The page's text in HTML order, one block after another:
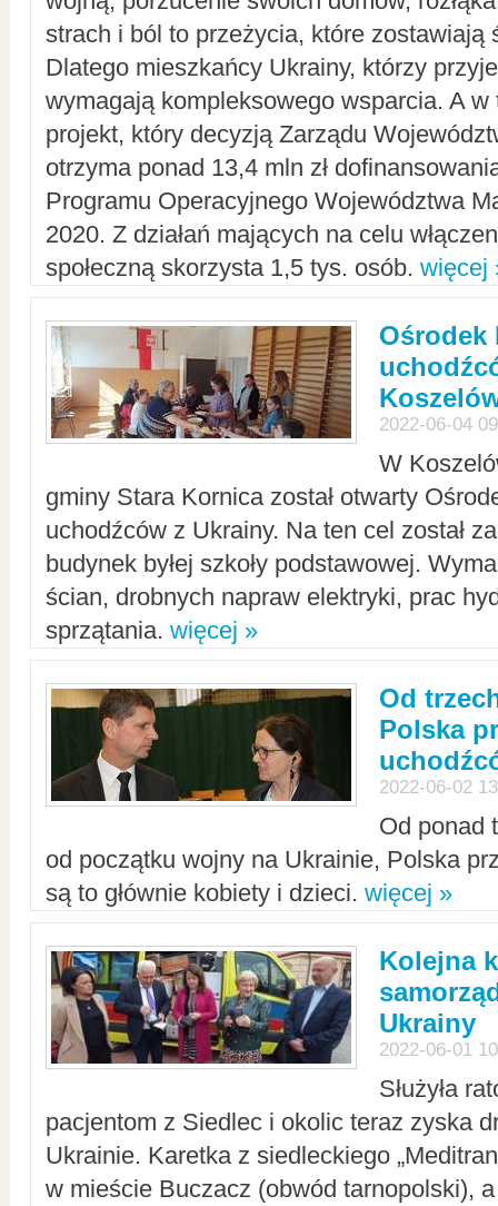
strach i ból to przeżycia, które zostawiają
Dlatego mieszkańcy Ukrainy, którzy
wymagają kompleksowego wsparcia. A w
projekt, który decyzją Zarządu
otrzyma ponad 13,4 mln zł
Programu Operacyjnego Województwa
2020. Z działań mających na celu
społeczną skorzysta 1,5 tys. osób. więcej
Ośrodek
2022-06-04
W
gminy Stara Kornica został otwarty
uchodźców z Ukrainy. Na ten cel został
budynek byłej szkoły podstawowej.
ścian, drobnych napraw elektryki, prac
sprzątania. więcej »
Od
Polska
2022-06-02
Od ponad
od początku wojny na Ukrainie, Polska
są to głównie kobiety i dzieci. więcej »
Kolejna
Ukrainy
2022-06-01
Służyła
pacjentom z Siedlec i okolic teraz zyska
Ukrainie. Karetka z siedleckiego
w mieście Buczacz (obwód tarnopolski),